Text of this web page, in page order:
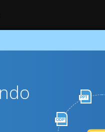
PPT
ODP